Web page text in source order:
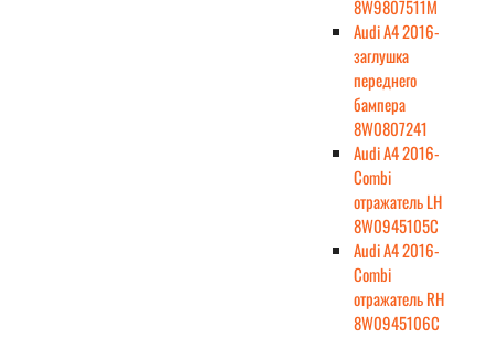
8W9807511M
Audi A4 2016-
заглушка
переднего
бампера
8W0807241
Audi A4 2016-
Combi
отражатель LH
8W0945105C
Audi A4 2016-
Combi
отражатель RH
8W0945106C